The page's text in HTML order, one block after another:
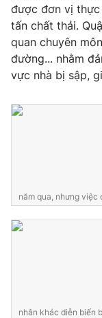
Sản phẩm
Thị trường
Tư vấn
Lịch phát sóng
Chuyên mục khác
Emagazine
VTV Money
được đơn vị
tấn chất thải.
quan chuyên
đường... nhằm
vực nhà bị sập,
năm qua, nhưng việc
nhân khác diễn biến